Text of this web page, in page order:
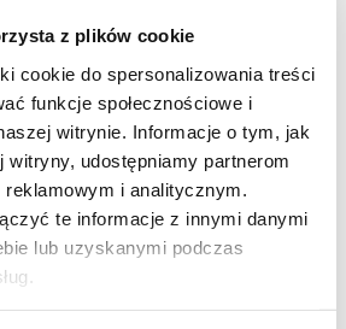
z plików cookie
cookie do spersonalizowania treści
funkcje społecznościowe i
witrynie. Informacje o tym, jak
udostępniamy partnerom
i analitycznym.
te informacje z innymi danymi
lub uzyskanymi podczas
tego momentu wyrabiać
jeszcze wyrobić przez
Ciasto powinno być
konsystencji i lepkości
do lekko posmarowanej
do wyrośnięcia na
podzielić na 8 części, z